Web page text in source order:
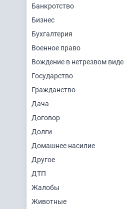
Банкротство
Бизнес
Бухгалтерия
Военное право
Вождение в нетрезвом виде
Государство
Гражданство
Дача
Договор
Долги
Домашнее насилие
Другое
ДТП
Жалобы
Животные